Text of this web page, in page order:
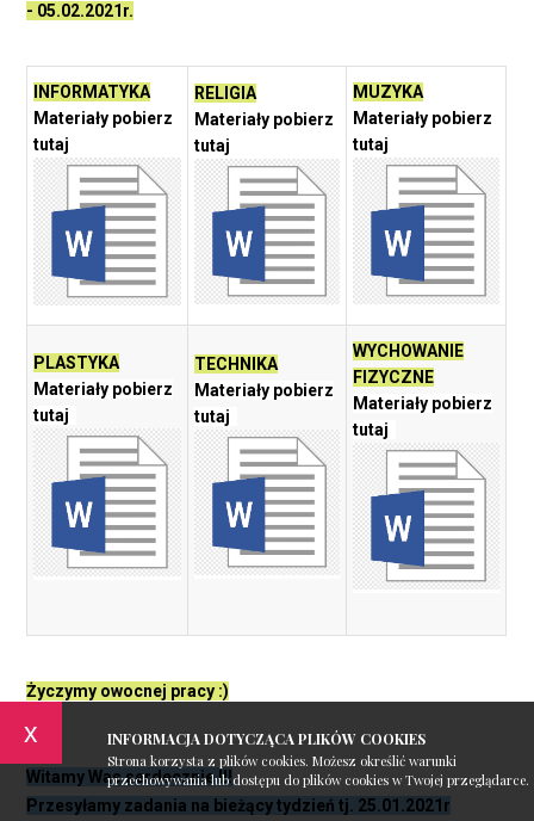
x INFORMACJA DOTYCZĄCA PLIKÓW COOKIES
Strona korzysta z plików cookies. Możesz określić warunki
przechowywania lub dostępu do plików cookies w Twojej przeglądarce.
- 05.02.2021r.
INFORMATYKA
Materiały pobierz
tutaj
RELIGIA
Materiały pobierz
tutaj
MUZYKA
Materiały pobierz
tutaj
PLASTYKA
Materiały pobierz
tutaj
TECHNIKA
Materiały pobierz
tutaj
WYCHOWANIE
FIZYCZNE
Materiały pobierz
tutaj
Życzymy owocnej pracy :)
Witamy Was serdecznie !!!
Przesyłamy zadania na bieżący tydzień tj. 25.01.2021r